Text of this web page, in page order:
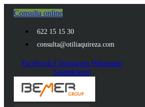
Consulta online
622 15 15 30
consulta@otiliaquireza.com
Facebook-f Instagram Whatsapp
Soundcloud